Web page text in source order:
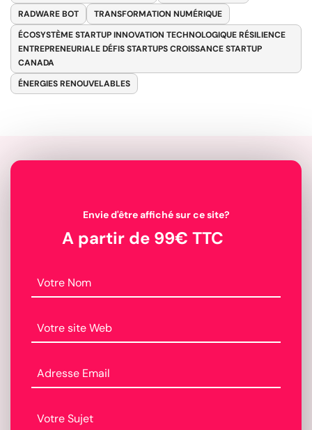
RADWARE BOT
TRANSFORMATION NUMÉRIQUE
ÉCOSYSTÈME STARTUP INNOVATION TECHNOLOGIQUE RÉSILIENCE
ENTREPRENEURIALE DÉFIS STARTUPS CROISSANCE STARTUP
CANADA
ÉNERGIES RENOUVELABLES
Envie d'être affiché sur ce site?
A partir de 99€ TTC